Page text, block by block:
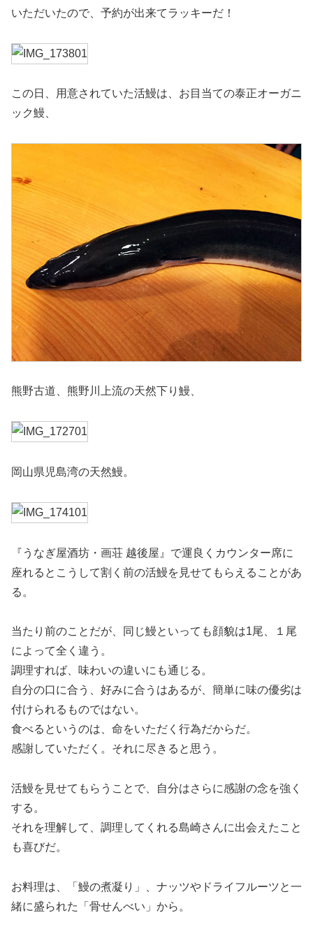
いただいたので、予約が出来てラッキーだ！
この日、用意されていた活鰻は、お目当ての泰正オーガニ
ック鰻、
熊野古道、熊野川上流の天然下り鰻、
岡山県児島湾の天然鰻。
『うなぎ屋酒坊・画荘 越後屋』で運良くカウンター席に
座れるとこうして割く前の活鰻を見せてもらえることがあ
る。
当たり前のことだが、同じ鰻といっても顔貌は1尾、１尾
によって全く違う。
調理すれば、味わいの違いにも通じる。
自分の口に合う、好みに合うはあるが、簡単に味の優劣は
付けられるものではない。
食べるというのは、命をいただく行為だからだ。
感謝していただく。それに尽きると思う。
活鰻を見せてもらうことで、自分はさらに感謝の念を強く
する。
それを理解して、調理してくれる島崎さんに出会えたこと
も喜びだ。
お料理は、「鰻の煮凝り」、ナッツやドライフルーツと一
緒に盛られた「骨せんべい」から。